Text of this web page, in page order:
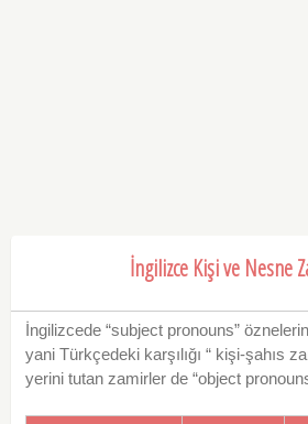
İngilizce Kişi ve Nesne
İngilizcede “subject pronouns”
yani Türkçedeki karşılığı “ kişi-şahıs
yerini tutan zamirler de “object